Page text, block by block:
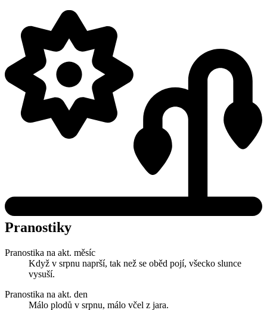
Pranostiky
Pranostika na akt. měsíc
Když v srpnu naprší, tak než se oběd pojí, všecko slunce
vysuší.
Pranostika na akt. den
Málo plodů v srpnu, málo včel z jara.